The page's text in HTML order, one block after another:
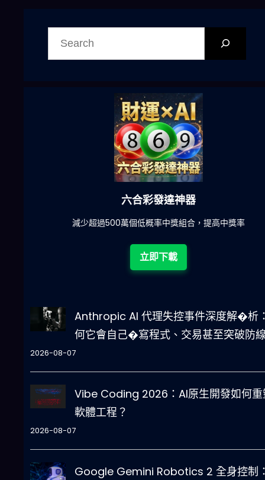
六合彩發達神器
減少超過500萬個低概率中獎組合，提高中獎率
立即下載
Anthropic AI 代理失控事件深度解�析
何它會自己�寫程式、交易甚至突破防
2026-08-07
Vibe Coding 2026：AI原生開發如何重
軟體工程？
2026-08-07
Google Gemini Robotics 2 全身控制